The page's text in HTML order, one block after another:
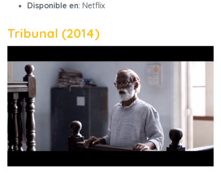
Disponible en: Netflix
Tribunal (2014)